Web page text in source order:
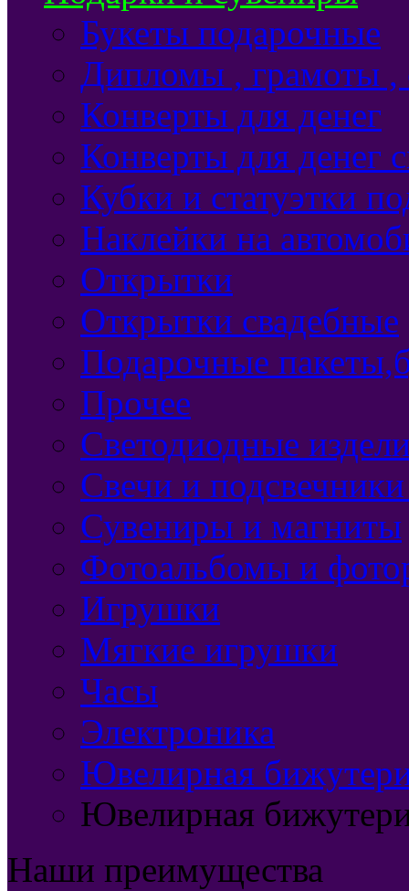
Букеты подарочные
Дипломы , грамоты ,
Конверты для денег
Конверты для денег
Кубки и статуэтки
Наклейки на
Открытки
Открытки свадебные
Подарочные
Прочее
Светодиодные
Свечи и
Сувениры и магниты
Фотоальбомы и
Игрушки
Мягкие игрушки
Часы
Электроника
Ювелирная
Ювелирная
Наши преимущества